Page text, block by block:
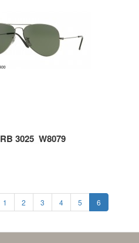
RB 3025_W8079
1 2 3 4 5 6